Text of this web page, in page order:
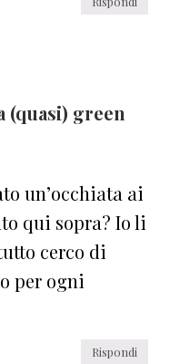
(quasi) green
un’occhiata ai
qui sopra? Io li
cerco di
per ogni
Rispondi